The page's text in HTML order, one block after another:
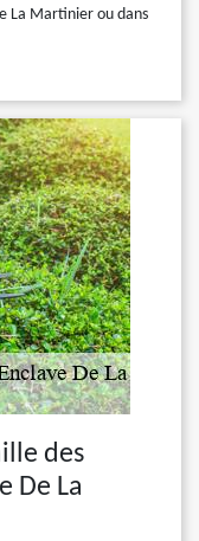
La Martinier ou dans
des
De La